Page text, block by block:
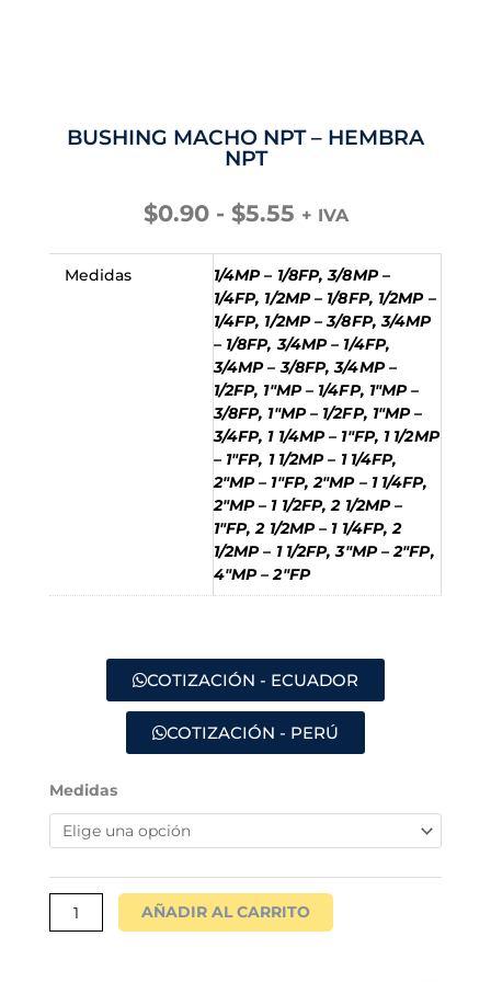
BUSHING MACHO NPT – HEMBRA
NPT
$0.90 - $5.55Rango
precios:
desde
$0.90
hasta
$5.55
+ IVA
Medidas
1/4MP – 1/8FP, 3/8MP –
1/4FP, 1/2MP – 1/8FP, 1/2MP –
1/4FP, 1/2MP – 3/8FP, 3/4MP
– 1/8FP, 3/4MP – 1/4FP,
3/4MP – 3/8FP, 3/4MP –
1/2FP, 1"MP – 1/4FP, 1"MP –
3/8FP, 1"MP – 1/2FP, 1"MP –
3/4FP, 1 1/4MP – 1"FP, 1 1/2MP
– 1"FP, 1 1/2MP – 1 1/4FP,
2"MP – 1"FP, 2"MP – 1 1/4FP,
2"MP – 1 1/2FP, 2 1/2MP –
1"FP, 2 1/2MP – 1 1/4FP, 2
1/2MP – 1 1/2FP, 3"MP – 2"FP,
4"MP – 2"FP
COTIZACIÓN - ECUADOR
COTIZACIÓN - PERÚ
Medidas
BUSHING
MACHO
NPT
HEMBRA
NPT
cantidad
AÑADIR AL CARRITO